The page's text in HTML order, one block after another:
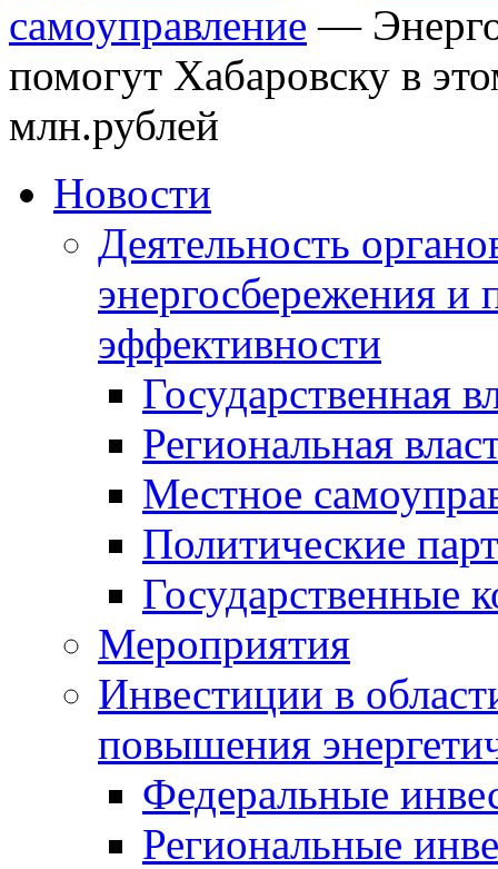
самоуправление —
помогут Хабаровску в
млн.рублей
Новости
Деятельность
энергосбережения и
эффективности
Государственная
Региональная
Местное
Политические
Государственные
Мероприятия
Инвестиции в
повышения
Федеральные
Региональные